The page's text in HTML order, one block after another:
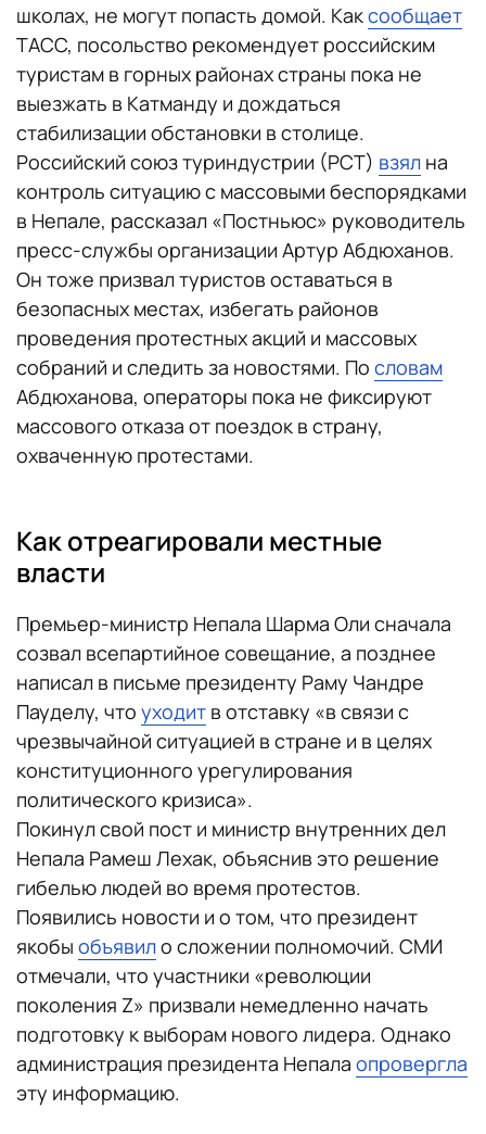
школах, не могут попасть домой. Каксообщает
ТАСС, посольство рекомендует российским
туристам в горных районах страны пока не
выезжать в Катманду и дождаться
стабилизации обстановки в столице.
Российский союз туриндустрии (РСТ) взял на
контроль ситуацию с массовыми беспорядками
в Непале, рассказал «Постньюс» руководитель
пресс-службы организации Артур Абдюханов.
Он тоже призвал туристов оставаться в
безопасных местах, избегать районов
проведения протестных акций и массовых
собраний и следить за новостями. По словам
Абдюханова, операторы пока не фиксируют
массового отказа от поездок в страну,
охваченную протестами.
Как отреагировали местные
власти
Премьер-министр Непала Шарма Оли сначала
созвал всепартийное совещание, а позднее
написал в письме президенту Раму Чандре
Пауделу, что уходит в отставку «в связи с
чрезвычайной ситуацией в стране и в целях
конституционного урегулирования
политического кризиса».
Покинул свой пост и министр внутренних дел
Непала Рамеш Лехак, объяснив это решение
гибелью людей во время протестов.
Появились новости и о том, что президент
якобы объявило сложении полномочий. СМИ
отмечали, что участники «революции
поколения Z» призвали немедленно начать
подготовку к выборам нового лидера. Однако
администрация президента Непала опровергла
эту информацию.